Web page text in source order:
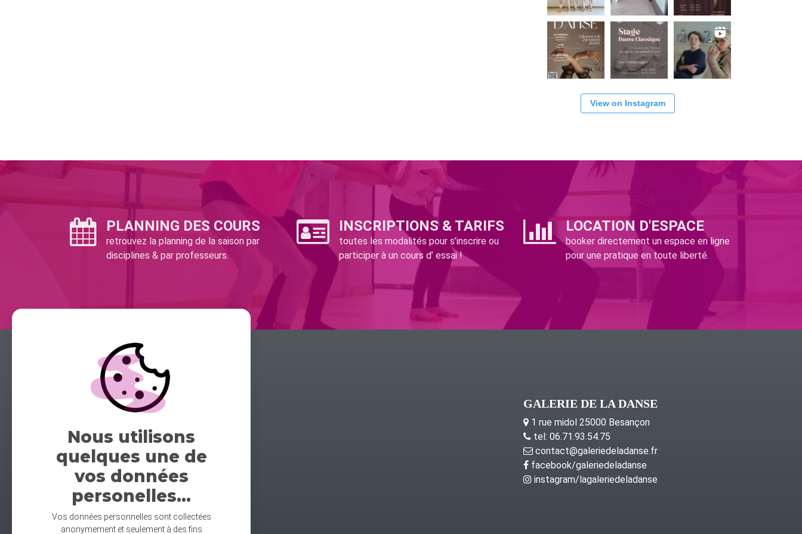
View on Instagram
PLANNING DES COURS
retrouvez la planning de la saison par
disciplines & par professeurs.
INSCRIPTIONS & TARIFS
toutes les modalités pour s’inscrire ou
participer à un cours d’ essai !
LOCATION D'ESPACE
booker directement un espace en ligne
pour une pratique en toute liberté.
GALERIE DE LA DANSE
1 rue midol 25000 Besançon
tel: 06.71.93.54.75
contact@galeriedeladanse.fr
facebook/galeriedeladanse
instagram/lagaleriedeladanse
Nous utilisons
quelques une de
vos données
personelles...
Vos données personnelles sont collectées
anonymement et seulement à des fins